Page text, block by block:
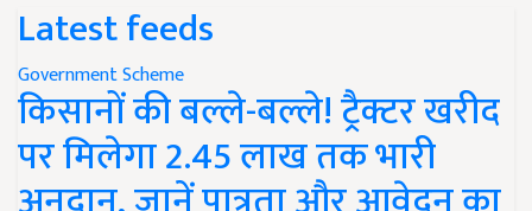
Latest feeds
Government Scheme
किसानों की बल्ले-बल्ले! ट्रैक्टर खरीद
पर मिलेगा 2.45 लाख तक भारी